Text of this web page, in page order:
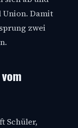
Union. Damit
zwei
Schüler,